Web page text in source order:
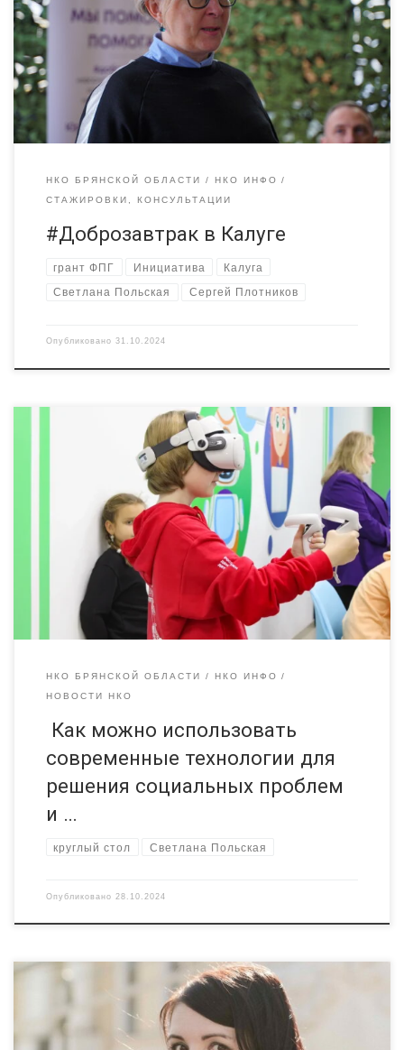
некоммерческой организации «Содружество патриотов
отечества ЗОВ» в г. Калуга. Дружественный визит
представителей брянских НКО был направлен на развитие
межрегионального сотрудничества в рамках социального
проекта «Ресурсный центр «Радимичи» — системное
сотрудничество для устойчивого […]
НКО БРЯНСКОЙ ОБЛАСТИ
НКО ИНФО
СТАЖИРОВКИ, КОНСУЛЬТАЦИИ
#Доброзавтрак в Калуге
грант ФПГ Инициатива Калуга
Светлана Польская Сергей Плотников
Опубликовано 31.10.2024
Как можно использовать современные технологии для
решения социальных проблем и развития социокультурной
среды? Как современные технологии могут помочь команде
социального проекта качественнее и эффективнее работать с
детьми и молодежью? Об этом говорили на Круглом столе,
посвященному развитию научного волонтерства. РЦ
«Радимичи» благодарит Юлию Андрюшкину, руководителя
АНО Школы программирования «ЮниорКод Брянск» […]
НКО БРЯНСКОЙ ОБЛАСТИ
НКО ИНФО
НОВОСТИ НКО
Как можно использовать
современные технологии для
решения социальных проблем
и …
круглый стол Светлана Польская
Опубликовано 28.10.2024
Коллеги, продолжаем программу стажировок. На этот раз
едем во Владимирскую область.
Цель стажировки –
практическое знакомство с лучшими практиками НКО,